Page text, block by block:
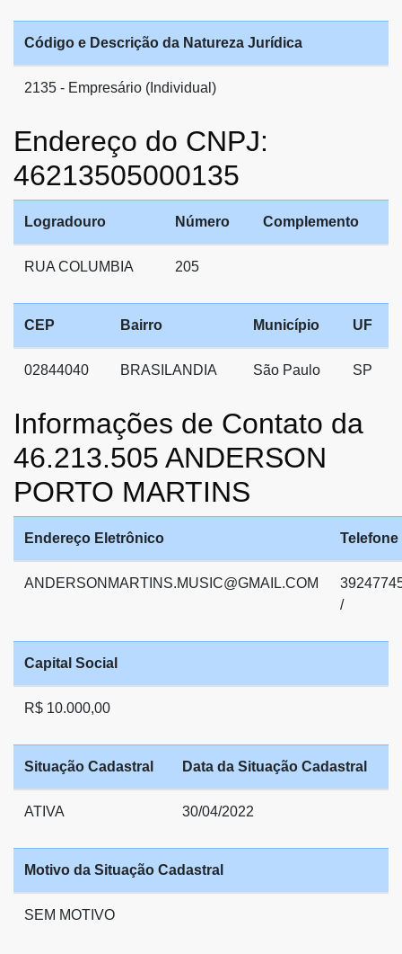
Código e Descrição da Natureza Jurídica
2135 - Empresário (Individual)
Endereço do CNPJ:
46213505000135
Logradouro Número Complemento
RUA COLUMBIA 205
CEP Bairro Município UF
02844040 BRASILANDIA São Paulo SP
Informações de Contato da
46.213.505 ANDERSON
PORTO MARTINS
Endereço Eletrônico Telefone
ANDERSONMARTINS.MUSIC@GMAIL.COM
/
Capital Social
R$ 10.000,00
Situação Cadastral Data da Situação Cadastral
ATIVA 30/04/2022
Motivo da Situação Cadastral
SEM MOTIVO